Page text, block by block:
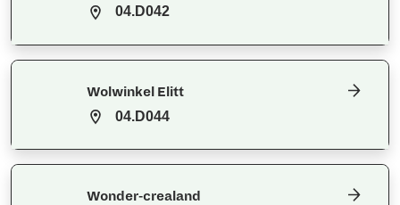
04.D042
Wolwinkel Elitt
04.D044
Wonder-crealand